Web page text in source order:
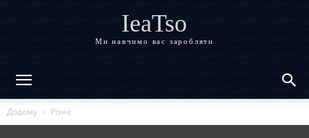
IeaTso
Ми навчимо вас заробляти
Додому Різне